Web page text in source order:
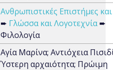
Ανθρωπιστικές Επιστήμες
➨ Γλώσσα και Λογοτεχνία➨
Φιλολογία
Αγία Μαρίνα; Αντιόχεια
Ύστερη αρχαιότητα; Πρώιμη